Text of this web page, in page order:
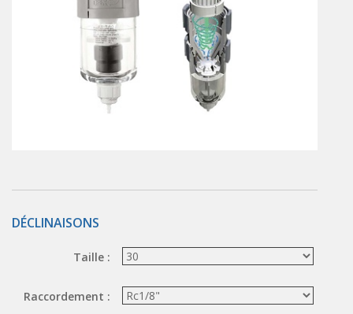
Auxiliaires de raccordement
Électrovannes tous fluides
DISTRIBUTEURS
Commande à pédale
Commande électrique
ÉLECTROVANNES DE DÉCOLMATAGE
Électrovannes à jet pulsé
Vannes à jet pulsé
Ciseaux pneumatiques
DÉCLINAISONS
Taille :
Raccordement :